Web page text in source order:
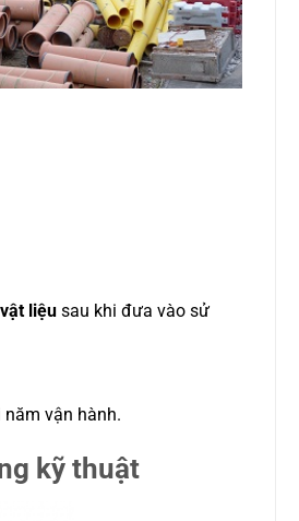
liệu sau khi đưa vào sử
vận hành.
kỹ thuật